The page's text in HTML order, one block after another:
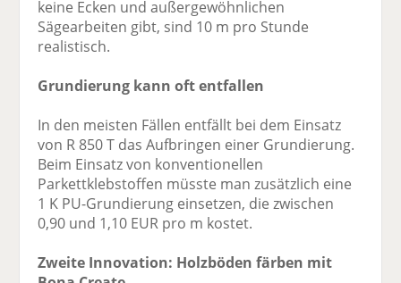
keine Ecken und außergewöhnlichen
Sägearbeiten gibt, sind 10 m pro Stunde
realistisch.
Grundierung kann oft entfallen
In den meisten Fällen entfällt bei dem Einsatz
von R 850 T das Aufbringen einer Grundierung.
Beim Einsatz von konventionellen
Parkettklebstoffen müsste man zusätzlich eine
1 K PU-Grundierung einsetzen, die zwischen
0,90 und 1,10 EUR pro m kostet.
Zweite Innovation: Holzböden färben mit